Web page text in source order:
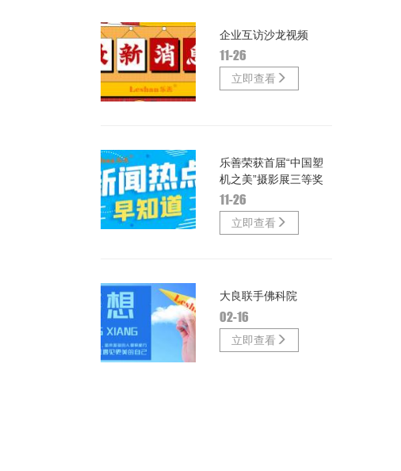
企业互访沙龙视频
11-26
立即查看
乐善荣获首届“中国塑
机之美”摄影展三等奖
11-26
立即查看
大良联手佛科院
02-16
立即查看